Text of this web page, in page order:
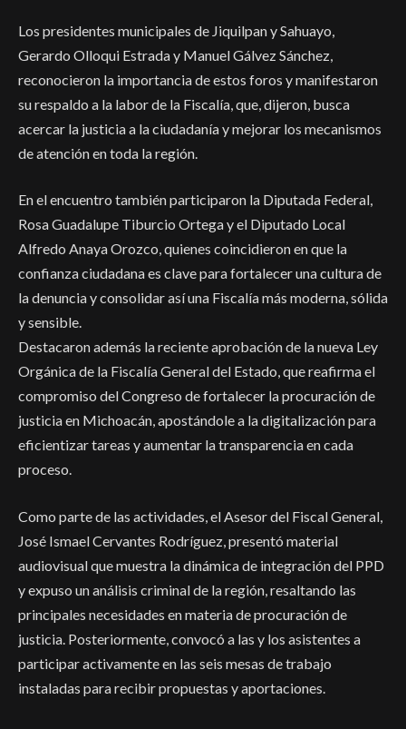
Los presidentes municipales de Jiquilpan y Sahuayo,
Gerardo Olloqui Estrada y Manuel Gálvez Sánchez,
reconocieron la importancia de estos foros y manifestaron
su respaldo a la labor de la Fiscalía, que, dijeron, busca
acercar la justicia a la ciudadanía y mejorar los mecanismos
de atención en toda la región.
En el encuentro también participaron la Diputada Federal,
Rosa Guadalupe Tiburcio Ortega y el Diputado Local
Alfredo Anaya Orozco, quienes coincidieron en que la
confianza ciudadana es clave para fortalecer una cultura de
la denuncia y consolidar así una Fiscalía más moderna, sólida
y sensible.
Destacaron además la reciente aprobación de la nueva Ley
Orgánica de la Fiscalía General del Estado, que reafirma el
compromiso del Congreso de fortalecer la procuración de
justicia en Michoacán, apostándole a la digitalización para
eficientizar tareas y aumentar la transparencia en cada
proceso.
Como parte de las actividades, el Asesor del Fiscal General,
José Ismael Cervantes Rodríguez, presentó material
audiovisual que muestra la dinámica de integración del PPD
y expuso un análisis criminal de la región, resaltando las
principales necesidades en materia de procuración de
justicia. Posteriormente, convocó a las y los asistentes a
participar activamente en las seis mesas de trabajo
instaladas para recibir propuestas y aportaciones.